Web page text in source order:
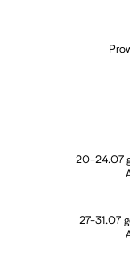
20-24.07
27-31.07